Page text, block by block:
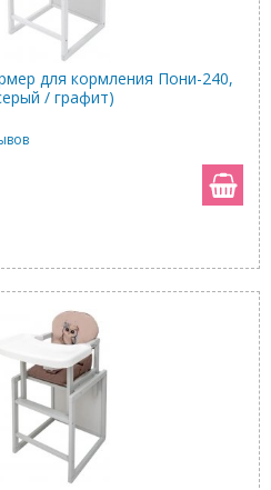
для кормления Пони-240,
/ графит)